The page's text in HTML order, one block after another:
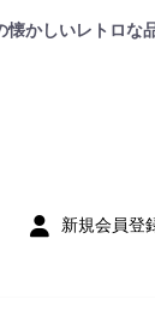
かしいレトロな
新規会員登